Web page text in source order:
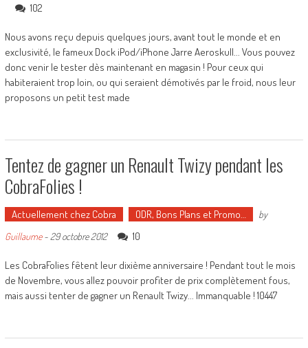
102
Nous avons reçu depuis quelques jours, avant tout le monde et en
exclusivité, le fameux Dock iPod/iPhone Jarre Aeroskull... Vous pouvez
donc venir le tester dès maintenant en magasin ! Pour ceux qui
habiteraient trop loin, ou qui seraient démotivés par le froid, nous leur
proposons un petit test made
Tentez de gagner un Renault Twizy pendant les
CobraFolies !
Actuellement chez Cobra ODR, Bons Plans et Promo…
by
Guillaume- 29 octobre 2012 10
Les CobraFolies fêtent leur dixième anniversaire ! Pendant tout le mois
de Novembre, vous allez pouvoir profiter de prix complètement fous,
mais aussi tenter de gagner un Renault Twizy... Immanquable ! 10447